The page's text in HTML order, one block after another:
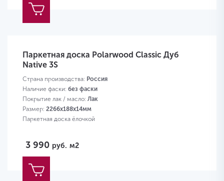
Паркетная доска Polarwood Classic Дуб
Native 3S
Страна производства: Россия
Наличие фаски: без фаски
Покрытие лак / масло: Лак
Размер: 2266х188х14мм
Паркетная доска ёлочкой
3 990 руб. м2